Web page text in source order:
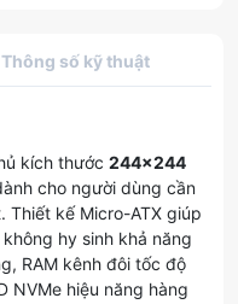
Thông số kỹ thuật
kích thước 244×244
cho người dùng cần
Thiết kế Micro-ATX giúp
hy sinh khả năng
RAM kênh đôi tốc độ
NVMe hiệu năng hàng